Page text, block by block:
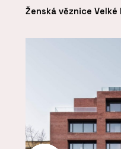
Ženská věznice Velké